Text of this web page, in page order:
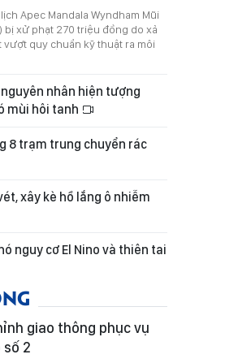
Apec Mandala Wyndham Mũi
bị xử phạt 270 triệu đồng do xả
vượt quy chuẩn kỹ thuật ra môi
nhân hiện tượng
mùi hôi tanh
8 trạm trung chuyển rác
xây kè hồ lắng ô nhiễm
nguy cơ El Nino và thiên tai
giao thông phục vụ
2